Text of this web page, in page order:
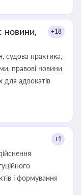
новини,
+18
судова практика,
правові новини
для адвокатів
+1
і формування